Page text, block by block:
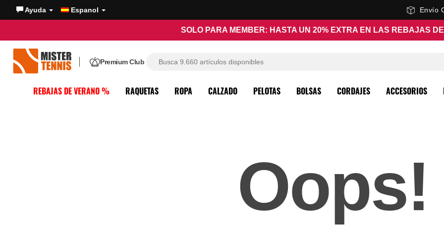
Ayuda Espanol Envío
SOLO PARA MEMBER: HASTA UN 20% EXTRA EN LAS REBAJAS
Premium Club
REBAJAS DE VERANO % RAQUETAS ROPA CALZADO PELOTAS BOLSAS CORDAJES ACCESORIOS
Oops!